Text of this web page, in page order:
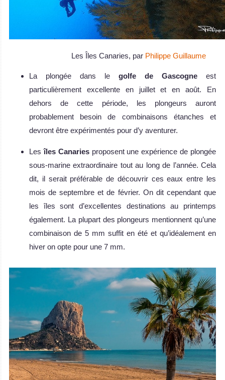
Les Îles Canaries, par Philippe Guillaume
La plongée dans le golfe de Gascogne est
particulièrement excellente en juillet et en août. En
dehors de cette période, les plongeurs auront
probablement besoin de combinaisons étanches et
devront être expérimentés pour d’y aventurer.
Lesîles Canariesproposent une expérience de plongée
sous-marine extraordinaire tout au long de l’année. Cela
dit, il serait préférable de découvrir ces eaux entre les
mois de septembre et de février. On dit cependant que
les îles sont d’excellentes destinations au printemps
également. La plupart des plongeurs mentionnent qu’une
combinaison de 5 mm suffit en été et qu’idéalement en
hiver on opte pour une 7 mm.